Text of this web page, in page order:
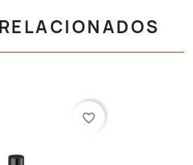
favorite_border